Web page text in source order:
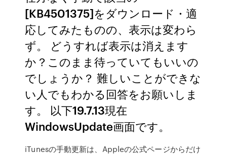
[KB4501375]をダウンロード・適
応してみたものの、表示は変わら
ず。 どうすれば表示は消えます
か？このまま待っていてもいいの
でしょうか？ 難しいことができな
い人でもわかる回答をお願いしま
す。 以下19.7.13現在
WindowsUpdate画面です。
iTunesの手動更新は、Appleの公式ページからだけ